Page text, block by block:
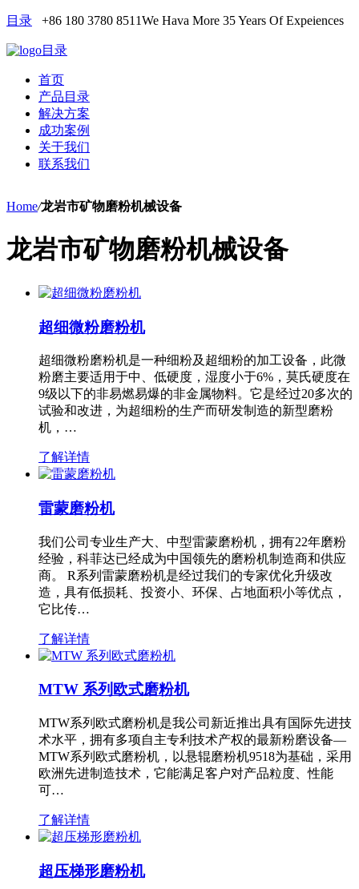
目录 +86 180 3780 8511We Hava More 35 Years Of Expeiences
目录
首页
产品目录
解决方案
成功案例
关于我们
联系我们
Home/龙岩市矿物磨粉机械设备
龙岩市矿物磨粉机械设备
超细微粉磨粉机
超细微粉磨粉机是一种细粉及超细粉的加工设备，此微
粉磨主要适用于中、低硬度，湿度小于6%，莫氏硬度在
9级以下的非易燃易爆的非金属物料。它是经过20多次的
试验和改进，为超细粉的生产而研发制造的新型磨粉
机，…
了解详情
雷蒙磨粉机
我们公司专业生产大、中型雷蒙磨粉机，拥有22年磨粉
经验，科菲达已经成为中国领先的磨粉机制造商和供应
商。 R系列雷蒙磨粉机是经过我们的专家优化升级改
造，具有低损耗、投资小、环保、占地面积小等优点，
它比传…
了解详情
MTW 系列欧式磨粉机
MTW系列欧式磨粉机是我公司新近推出具有国际先进技
术水平，拥有多项自主专利技术产权的最新粉磨设备—
MTW系列欧式磨粉机，以悬辊磨粉机9518为基础，采用
欧洲先进制造技术，它能满足客户对产品粒度、性能
可…
了解详情
超压梯形磨粉机